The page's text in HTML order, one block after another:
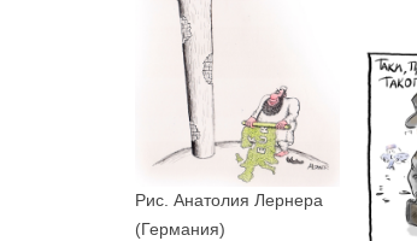
Рис. Анатолия Лернера
(Германия)